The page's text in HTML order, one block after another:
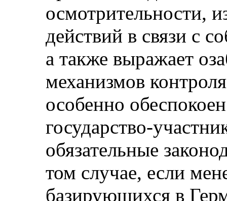
осмотрительности,
действий в связи с
а также выражает
механизмов
особенно
обязательные
том случае, если
базирующихся в